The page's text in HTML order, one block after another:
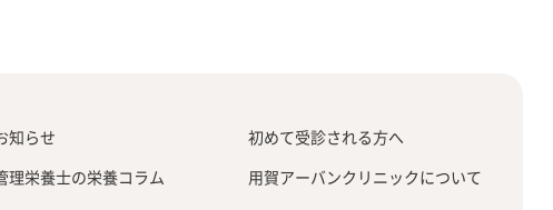
知らせ
理栄養士の栄養コラム
初めて受診される方へ
用賀アーバンクリニックについて